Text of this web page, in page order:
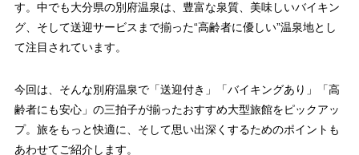
す。中でも大分県の別府温泉は、豊富な泉質、美味しいバイキン
グ、そして送迎サービスまで揃った“高齢者に優しい”温泉地とし
て注目されています。
今回は、そんな別府温泉で「送迎付き」「バイキングあり」「高
齢者にも安心」の三拍子が揃ったおすすめ大型旅館をピックアッ
プ。旅をもっと快適に、そして思い出深くするためのポイントも
あわせてご紹介します。